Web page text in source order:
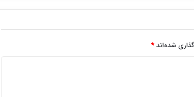
شده‌اند*